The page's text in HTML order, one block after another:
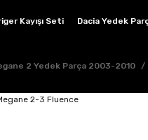
Kayışı Seti Dacia Yedek
2 Yedek Parça 2003-2010